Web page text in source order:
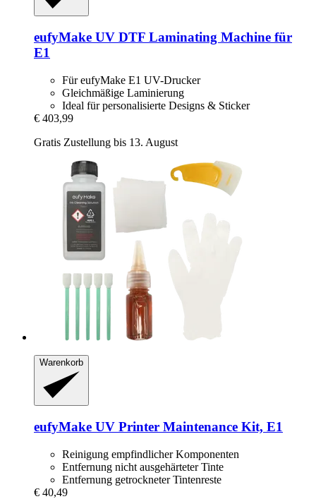
eufyMake UV DTF Laminating Machine für
E1
Für eufyMake E1 UV-Drucker
Gleichmäßige Laminierung
Ideal für personalisierte Designs & Sticker
€ 403,99
Gratis Zustellung bis 13. August
Warenkorb
eufyMake UV Printer Maintenance Kit, E1
Reinigung empfindlicher Komponenten
Entfernung nicht ausgehärteter Tinte
Entfernung getrockneter Tintenreste
€ 40,49